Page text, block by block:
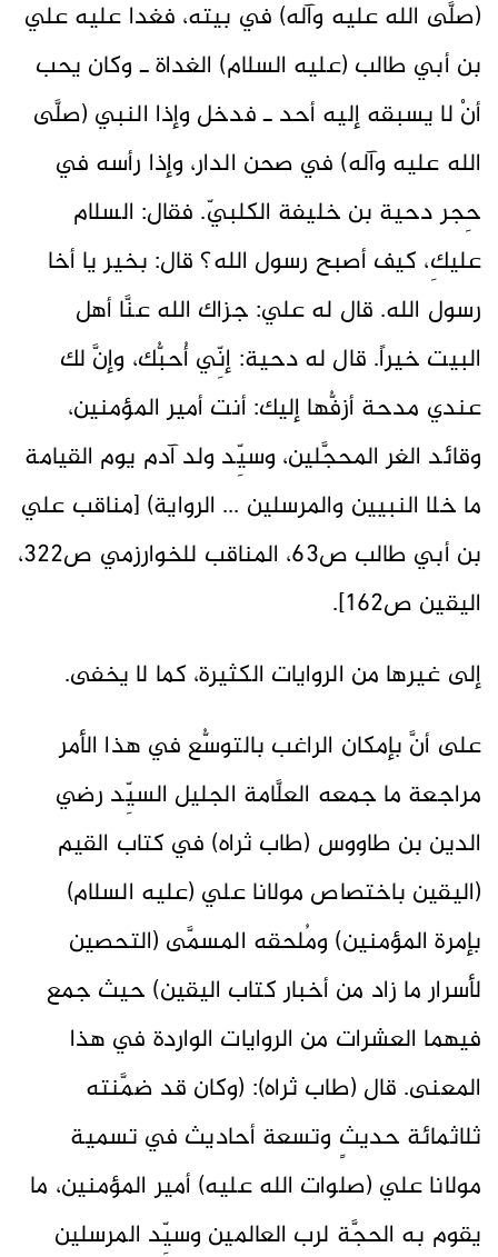
(صلَّى الله عليه وآله) في بيته، فغدا عليه علي
بن أبي طالب (عليه السلام) الغداة ـ وكان يحب
أنْ لا يسبقه إليه أحد ـ فدخل وإذا النبي (صلَّى
الله عليه وآله) في صحن الدار، وإذا رأسه في
حِجر دحية بن خليفة الكلبيّ. فقال: السلام
عليكِ، كيف أصبح رسول الله؟ قال: بخير يا أخا
رسول الله. قال له علي: جزاك الله عنَّا أهل
البيت خيراً. قال له دحية: إنِّي أُحبُّك، وإنَّ لك
عندي مدحة أزفُّها إليك: أنت أمير المؤمنين،
وقائد الغر المحجَّلين، وسيِّد ولد آدم يوم القيامة
ما خلا النبيين والمرسلين ... الرواية) [مناقب علي
بن أبي طالب ص63، المناقب للخوارزمي ص322،
اليقين ص162].
إلى غيرها من الروايات الكثيرة، كما لا يخفى.
على أنَّ بإمكان الراغب بالتوسُّع في هذا الأمر
مراجعة ما جمعه العلَّامة الجليل السيِّد رضي
الدين بن طاووس (طاب ثراه) في كتاب القيم
(اليقين باختصاص مولانا علي (عليه السلام)
بإمرة المؤمنين) ومُلحقه المسمَّى (التحصين
لأسرار ما زاد من أخبار كتاب اليقين) حيث جمع
فيهما العشرات من الروايات الواردة في هذا
المعنى. قال (طاب ثراه): (وكان قد ضمَّنته
ثلاثمائة حديثٍ وتسعة أحاديث في تسمية
مولانا علي (صلوات الله عليه) أمير المؤمنين، ما
يقوم به الحجَّة لرب العالمين وسيِّد المرسلين